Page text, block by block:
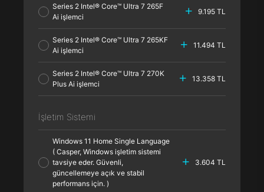
Series 2 Intel® Core™ Ultra 7 265F
Ai işlemci
9.195 TL
Series 2 Intel® Core™ Ultra 7 265KF
Ai işlemci
11.494 TL
Series 2 Intel® Core™ Ultra 7 270K
Plus Ai işlemci
13.358 TL
İşletim Sistemi
Windows 11 Home Single Language
( Casper, Windows işletim sistemi
tavsiye eder. Güvenli,
güncellemeye açık ve stabil
performans için. )
3.604 TL